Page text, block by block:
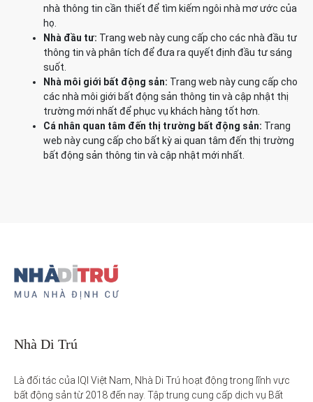
nhà thông tin cần thiết để tìm kiếm ngôi nhà mơ ước của
họ.
Nhà đầu tư: Trang web này cung cấp cho các nhà đầu tư
thông tin và phân tích để đưa ra quyết định đầu tư sáng
suốt.
Nhà môi giới bất động sản: Trang web này cung cấp cho
các nhà môi giới bất động sản thông tin và cập nhật thị
trường mới nhất để phục vụ khách hàng tốt hơn.
Cá nhân quan tâm đến thị trường bất động sản: Trang
web này cung cấp cho bất kỳ ai quan tâm đến thị trường
bất động sản thông tin và cập nhật mới nhất.
Nhà Di Trú
Là đối tác của IQI Việt Nam, Nhà Di Trú hoạt động trong lĩnh vực
bất động sản từ 2018 đến nay. Tập trung cung cấp dịch vụ Bất